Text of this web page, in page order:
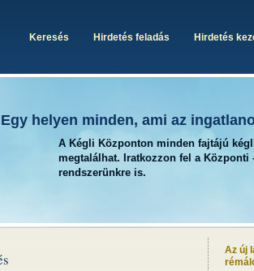
Keresés Hirdetés feladás Hirdetés
Egy helyen minden, ami az
A Kégli Központon minden fajtájú
megtalálhat. Iratkozzon fel a Központi
rendszerünkre is.
Az új